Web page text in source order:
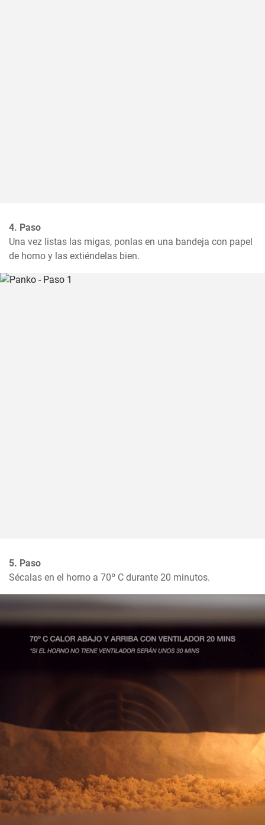
4. Paso
Una vez listas las migas, ponlas en una bandeja con papel
de horno y las extiéndelas bien.
5. Paso
Sécalas en el horno a 70º C durante 20 minutos.